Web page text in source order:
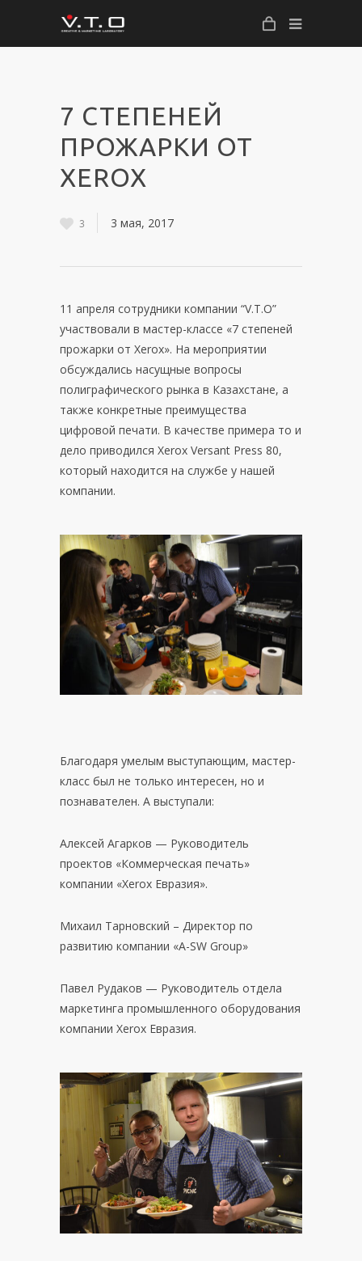
7 СТЕПЕНЕЙ
ПРОЖАРКИ ОТ
XEROX
3 3 мая, 2017
11 апреля сотрудники компании “V.T.O”
участвовали в мастер-классе «7 степеней
прожарки от Xerox». На мероприятии
обсуждались насущные вопросы
полиграфического рынка в Казахстане, а
также конкретные преимущества
цифровой печати. В качестве примера то и
дело приводился Xerox Versant Press 80,
который находится на службе у нашей
компании.
Благодаря умелым выступающим, мастер-
класс был не только интересен, но и
познавателен. А выступали:
Алексей Агарков — Руководитель
проектов «Коммерческая печать»
компании «Xerox Евразия».
Михаил Тарновский – Директор по
развитию компании «A-SW Group»
Павел Рудаков — Руководитель отдела
маркетинга промышленного оборудования
компании Xerox Евразия.